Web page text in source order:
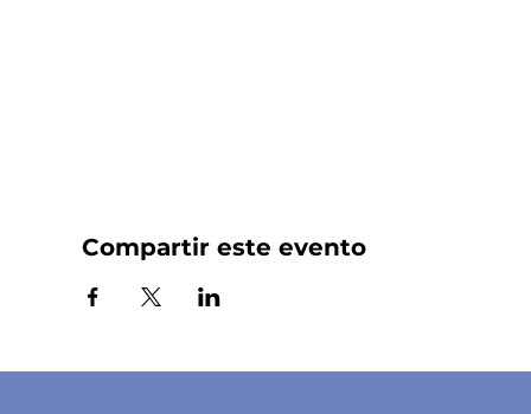
Compartir este evento